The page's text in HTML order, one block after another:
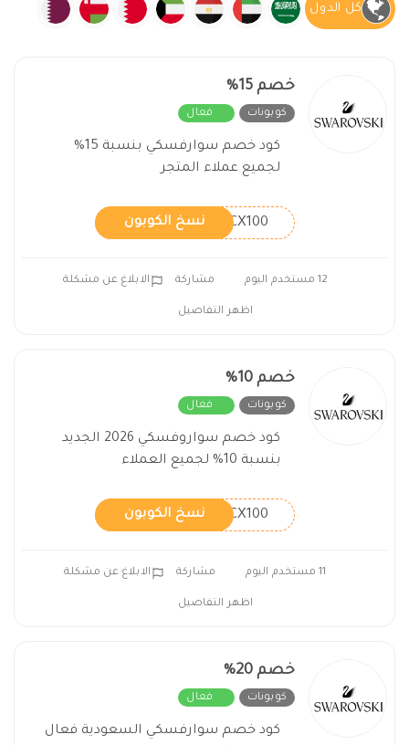
كل الدول
خصم 15%
كوبونات فعال
كود خصم سوارفسكي بنسبة 15%
لجميع عملاء المتجر
CX100 نسخ الكوبون
12 مستخدم اليوم مشاركة الابلاغ عن مشكلة
اظهر التفاصيل
خصم 10%
كوبونات فعال
كود خصم سواروفسكي 2026 الجديد
بنسبة 10% لجميع العملاء
CX100 نسخ الكوبون
11 مستخدم اليوم مشاركة الابلاغ عن مشكلة
اظهر التفاصيل
خصم 20%
كوبونات فعال
كود خصم سوارفسكي السعودية فعال